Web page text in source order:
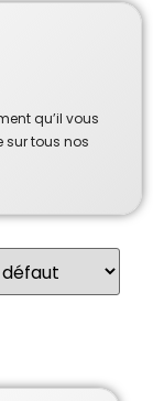
qu’il vous
sur tous nos